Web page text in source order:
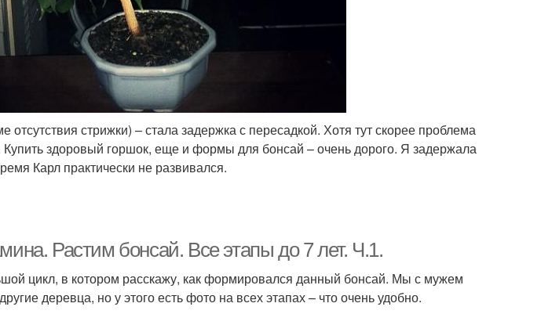
стрижки) – стала задержка с пересадкой. Хотя тут скорее проблема
здоровый горшок, еще и формы для бонсай – очень дорого. Я задержала
Карл практически не развивался.
Растим бонсай. Все этапы до 7 лет. Ч.1.
цикл, в котором расскажу, как формировался данный бонсай. Мы с мужем
деревца, но у этого есть фото на всех этапах – что очень удобно.